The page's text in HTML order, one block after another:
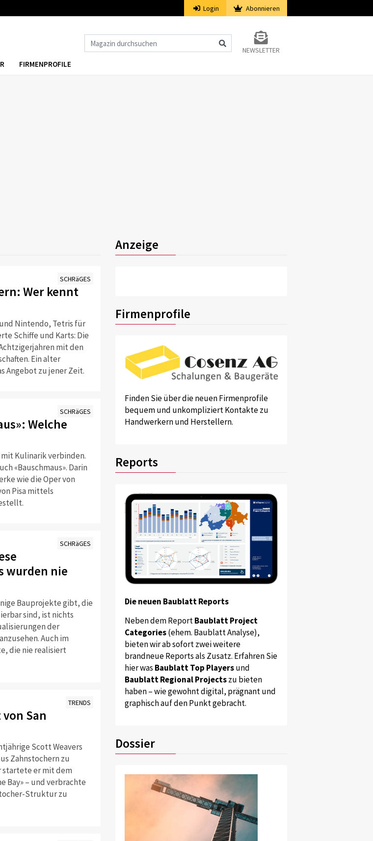
Login Abonnieren
NEWSLETTER
FIRMENPROFILE
SCHRäGES
Wer kennt
Nintendo, Tetris für
Schiffe und Karts: Die
mit den
Ein alter
Angebot zu jener Zeit.
SCHRäGES
Welche
Kulinarik verbinden.
«Bauschmaus». Darin
wie die Oper von
Pisa mittels
SCHRäGES
wurden nie
Bauprojekte gibt, die
sind, ist nichts
der
Auch im
die nie realisiert
TRENDS
San
Scott Weavers
Zahnstochern zu
startete er mit dem
Bay» – und verbrachte
Struktur zu
Anzeige
Firmenprofile
Finden Sie über die neuen Firmenprofile
bequem und unkompliziert Kontakte zu
Handwerkern und Herstellern.
Reports
Die neuen Baublatt Reports
Neben dem ReportBaublatt Project
Categories(ehem. Baublatt Analyse),
bieten wir ab sofort zwei weitere
brandneue Reports als Zusatz. Erfahren Sie
hier was Baublatt Top Playersund
Baublatt Regional Projectszu bieten
haben – wie gewohnt digital, prägnant und
graphisch auf den Punkt gebracht.
Dossier